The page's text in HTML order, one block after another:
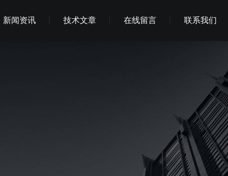
新闻资讯 技术文章 在线留言 联系我们